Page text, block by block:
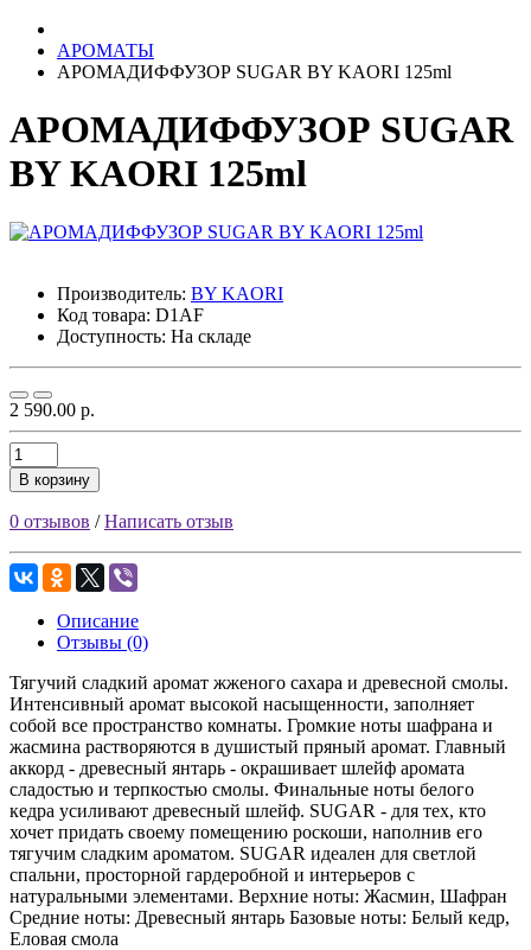
АРОМАТЫ
АРОМАДИФФУЗОР SUGAR BY KAORI 125ml
АРОМАДИФФУЗОР SUGAR
BY KAORI 125ml
Производитель: BY KAORI
Код товара: D1AF
Доступность: На складе
2 590.00 р.
В корзину
0 отзывов /Написать отзыв
Описание
Отзывы (0)
Тягучий сладкий аромат жженого сахара и древесной смолы.
Интенсивный аромат высокой насыщенности, заполняет
собой все пространство комнаты. Громкие ноты шафрана и
жасмина растворяются в душистый пряный аромат. Главный
аккорд - древесный янтарь - окрашивает шлейф аромата
сладостью и терпкостью смолы. Финальные ноты белого
кедра усиливают древесный шлейф. SUGAR - для тех, кто
хочет придать своему помещению роскоши, наполнив его
тягучим сладким ароматом. SUGAR идеален для светлой
спальни, просторной гардеробной и интерьеров с
натуральными элементами. Верхние ноты: Жасмин, Шафран
Средние ноты: Древесный янтарь Базовые ноты: Белый кедр,
Еловая смола